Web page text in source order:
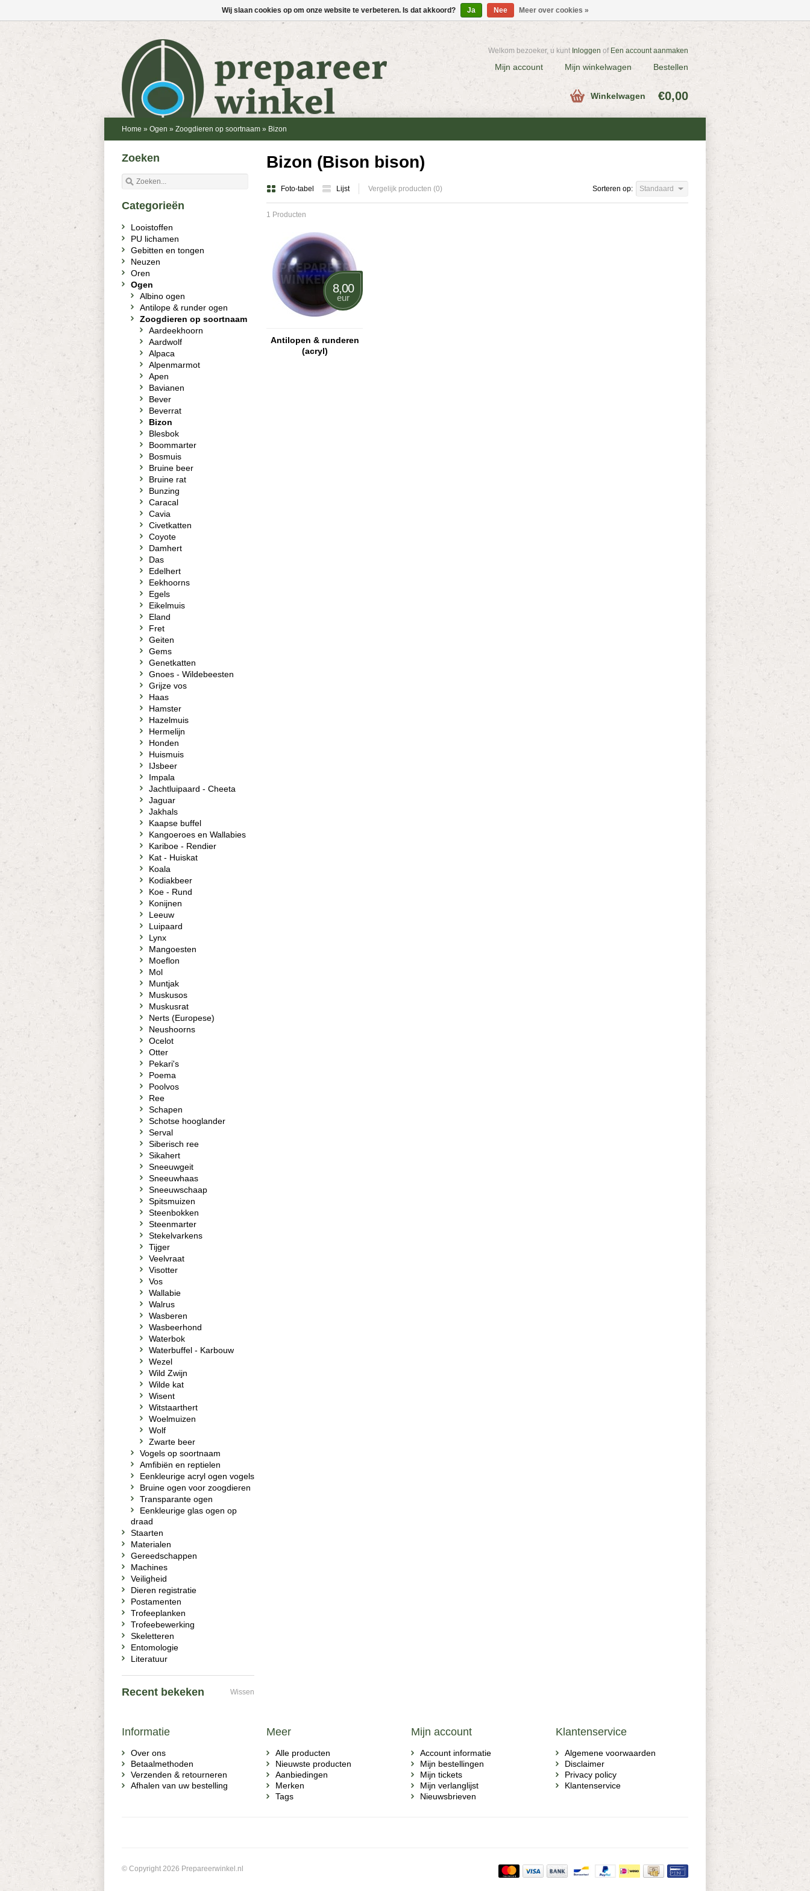
Welkom bezoeker, u kunt Inloggen of Een account aanmaken
Mijn account Mijn winkelwagen Bestellen
Winkelwagen €0,00
Home » Ogen » Zoogdieren op soortnaam » Bizon
Bizon (Bison bison)
Foto-tabel Lijst Vergelijk producten (0) Sorteren op: Standaard
1 Producten
8,00
eur
Antilopen & runderen
(acryl)
Zoeken
Categorieën
Looistoffen
PU lichamen
Gebitten en tongen
Neuzen
Oren
Ogen
Albino ogen
Antilope & runder ogen
Zoogdieren op soortnaam
Aardeekhoorn
Aardwolf
Alpaca
Alpenmarmot
Apen
Bavianen
Bever
Beverrat
Bizon
Blesbok
Boommarter
Bosmuis
Bruine beer
Bruine rat
Bunzing
Caracal
Cavia
Civetkatten
Coyote
Damhert
Das
Edelhert
Eekhoorns
Egels
Eikelmuis
Eland
Fret
Geiten
Gems
Genetkatten
Gnoes - Wildebeesten
Grijze vos
Haas
Hamster
Hazelmuis
Hermelijn
Honden
Huismuis
IJsbeer
Impala
Jachtluipaard - Cheeta
Jaguar
Jakhals
Kaapse buffel
Kangoeroes en Wallabies
Kariboe - Rendier
Kat - Huiskat
Koala
Kodiakbeer
Koe - Rund
Konijnen
Leeuw
Luipaard
Lynx
Mangoesten
Moeflon
Mol
Muntjak
Muskusos
Muskusrat
Nerts (Europese)
Neushoorns
Ocelot
Otter
Pekari's
Poema
Poolvos
Ree
Schapen
Schotse hooglander
Serval
Siberisch ree
Sikahert
Sneeuwgeit
Sneeuwhaas
Sneeuwschaap
Spitsmuizen
Steenbokken
Steenmarter
Stekelvarkens
Tijger
Veelvraat
Visotter
Vos
Wallabie
Walrus
Wasberen
Wasbeerhond
Waterbok
Waterbuffel - Karbouw
Wezel
Wild Zwijn
Wilde kat
Wisent
Witstaarthert
Woelmuizen
Wolf
Zwarte beer
Vogels op soortnaam
Amfibiën en reptielen
Eenkleurige acryl ogen vogels
Bruine ogen voor zoogdieren
Transparante ogen
Eenkleurige glas ogen op
draad
Staarten
Materialen
Gereedschappen
Machines
Veiligheid
Dieren registratie
Postamenten
Trofeeplanken
Trofeebewerking
Skeletteren
Entomologie
Literatuur
Recent bekeken Wissen
Informatie
Over ons
Betaalmethoden
Verzenden & retourneren
Afhalen van uw bestelling
Meer
Alle producten
Nieuwste producten
Aanbiedingen
Merken
Tags
Mijn account
Account informatie
Mijn bestellingen
Mijn tickets
Mijn verlanglijst
Nieuwsbrieven
Klantenservice
Algemene voorwaarden
Disclaimer
Privacy policy
Klantenservice
© Copyright 2026 Prepareerwinkel.nl
Wij slaan cookies op om onze website te verbeteren. Is dat akkoord? Ja Nee Meer over cookies »